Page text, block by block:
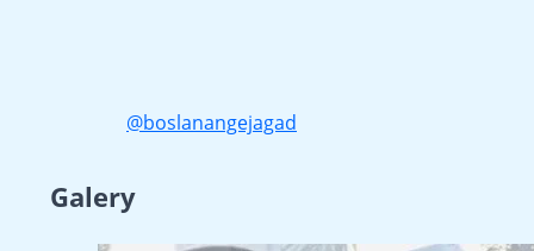
@boslanangejagad
Galery